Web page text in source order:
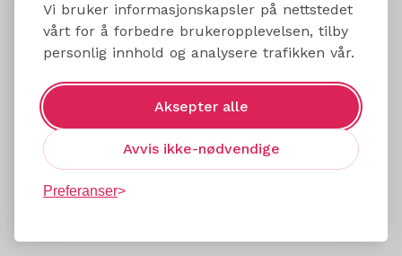
Vi bruker informasjonskapsler på nettstedet
vårt for å forbedre brukeropplevelsen, tilby
personlig innhold og analysere trafikken vår.
Aksepter alle
Avvis ikke-nødvendige
Preferanser